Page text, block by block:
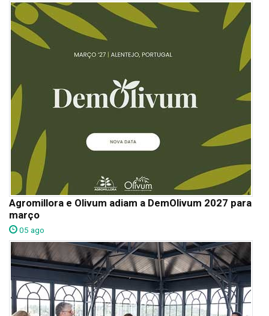
Agromillora e Olivum adiam a DemOlivum 2027 para
março
05 ago